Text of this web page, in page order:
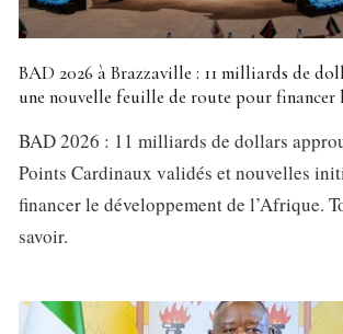
BAD 2026 à Brazzaville : 11 milliards de
une nouvelle feuille de route pour financer
BAD 2026 : 11 milliards de dollars
Points Cardinaux validés et nouvelles
financer le développement de l’Afrique.
savoir.